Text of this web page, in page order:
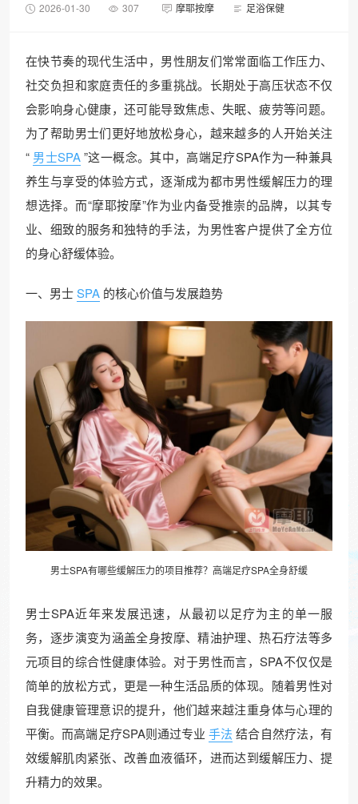
2026-01-30 307 摩耶按摩 足浴保健
在快节奏的现代生活中，男性朋友们常常面临工作压力、
社交负担和家庭责任的多重挑战。长期处于高压状态不仅
会影响身心健康，还可能导致焦虑、失眠、疲劳等问题。
为了帮助男士们更好地放松身心，越来越多的人开始关注
“ 男士SPA”这一概念。其中，高端足疗SPA作为一种兼具
养生与享受的体验方式，逐渐成为都市男性缓解压力的理
想选择。而“摩耶按摩”作为业内备受推崇的品牌，以其专
业、细致的服务和独特的手法，为男性客户提供了全方位
的身心舒缓体验。
一、男士SPA 的核心价值与发展趋势
男士SPA有哪些缓解压力的项目推荐？高端足疗SPA全身舒缓
男士SPA近年来发展迅速，从最初以足疗为主的单一服
务，逐步演变为涵盖全身按摩、精油护理、热石疗法等多
元项目的综合性健康体验。对于男性而言，SPA不仅仅是
简单的放松方式，更是一种生活品质的体现。随着男性对
自我健康管理意识的提升，他们越来越注重身体与心理的
平衡。而高端足疗SPA则通过专业 手法 结合自然疗法，有
效缓解肌肉紧张、改善血液循环，进而达到缓解压力、提
升精力的效果。